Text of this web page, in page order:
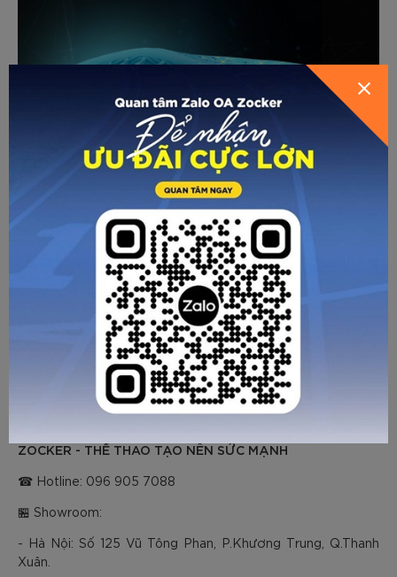
Với mức giá khoảng 600.000 VNĐ/đôi, mẫu giày mới của
Zocker được đánh giá là phù hợp với tài chính của đa phần
những người yêu thích bóng đá và chọn môn thể thao này
để rèn luyện sức khỏe tại Việt Nam.
Cảm nhận từ các chân “phủi” may mắn được sở hữu Zocker
Inspire trong đợt trải nghiệm sản phẩm vừa qua cho thấy
một “siêu phẩm”: Êm mềm, vừa chân, bảo vệ chắc chắn, sút
bóng cực “đã”… hứa hẹn sẽ trở thành mẫu
giày đá bóng
sân cỏ nhân tạođược săn lùng ráo riết trong thời gian tới !
ZOCKER - THỂ THAO TẠO NÊN SỨC MẠNH
☎ Hotline: 096 905 7088
🏪 Showroom:
- Hà Nội: Số 125 Vũ Tông Phan, P.Khương Trung, Q.Thanh
Xuân.